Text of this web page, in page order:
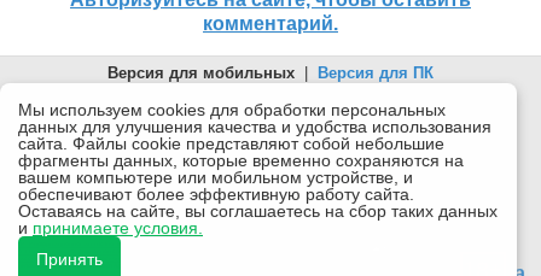
комментарий.
Версия для мобильных
Версия для ПК
© 2026 Беломорканал Северодвинск tv29.ru
Joomla!is Free Software released under the GNU General Public
License.
Mobile version byMobile Joomla!
Desktop Version
СИ "Информационное агентство "Беломорканал" регистрационный номер ЭЛ № ФС77-77001 от
массовых коммуникаций (Роскомнадзор). Учредитель: ООО "ТВ29". Главный редактор: Рудалев А.Г.
Беломорканал - новостной сайт Архангельской области: новости Северодвинска, новости поморья,
Мы используем cookies для обработки персональных
данных для улучшения качества и удобства использования
сайта. Файлы cookie представляют собой небольшие
фрагменты данных, которые временно сохраняются на
вашем компьютере или мобильном устройстве, и
обеспечивают более эффективную работу сайта.
Оставаясь на сайте, вы соглашаетесь на сбор таких данных
и принимаете условия.
Принять